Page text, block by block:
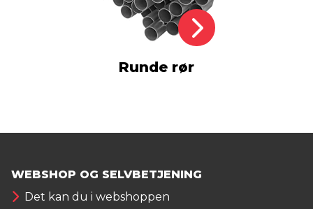
Runde rør
WEBSHOP OG SELVBETJENING
Det kan du i webshoppen